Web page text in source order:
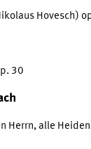
Hovesch)
30
Herrn, alle